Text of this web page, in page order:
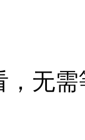
，无